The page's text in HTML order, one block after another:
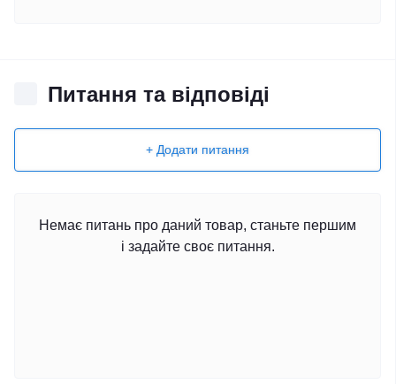
Питання та відповіді
+ Додати питання
Немає питань про даний товар, станьте першим
і задайте своє питання.